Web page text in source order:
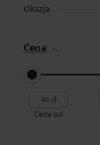
Okazja
Cena
Cena od